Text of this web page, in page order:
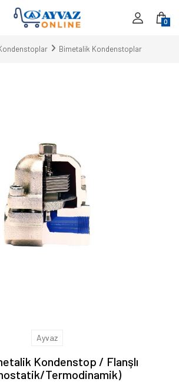
0
Bimetalik Kondenstoplar
Ayvaz
Kondenstop / Flanşlı
Termodinamik)